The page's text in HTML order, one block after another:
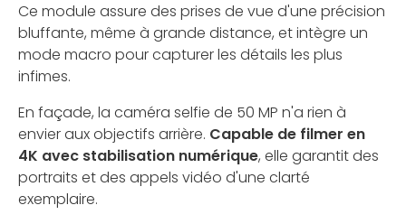
Ce module assure des prises de vue d'une précision
bluffante, même à grande distance, et intègre un
mode macro pour capturer les détails les plus
infimes.
En façade, la caméra selfie de 50 MP n'a rien à
envier aux objectifs arrière. Capable de filmer en
4K avec stabilisation numérique, elle garantit des
portraits et des appels vidéo d'une clarté
exemplaire.